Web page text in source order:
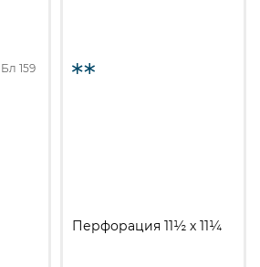
Бл 159
Перфорация 11½ х 11¼